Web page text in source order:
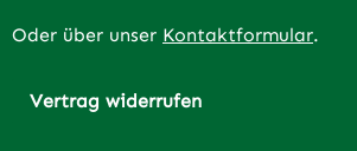
Oder über unser Kontaktformular.
Vertrag widerrufen